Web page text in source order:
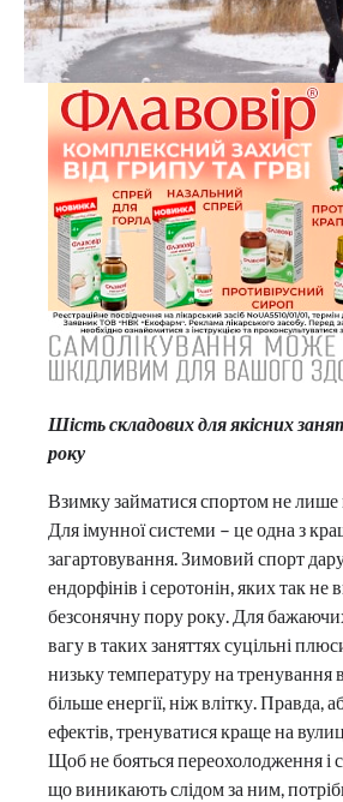
Шість складових для якісних
року
Взимку займатися спортом не лише
Для імунної системи – це одна з
загартовування. Зимовий спорт
ендорфінів і серотонін, яких так не
безсонячну пору року. Для
вагу в таких заняттях суцільні
низьку температуру на тренування
більше енергії, ніж влітку. Правда,
ефектів, тренуватися краще на
Щоб не бояться переохолодження і
що виникають слідом за ним,